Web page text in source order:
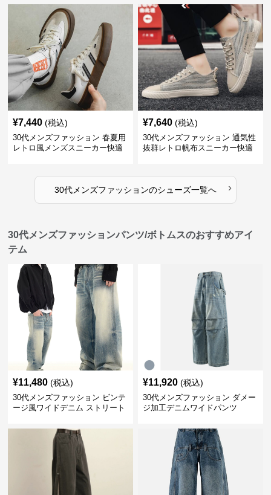
¥7,440 (税込)
30代メンズファッション 春夏用
レトロ風メンズスニーカー快適
¥7,640 (税込)
30代メンズファッション 通気性
抜群レトロ帆布スニーカー快適
30代メンズファッションのシューズ一覧へ ›
30代メンズファッションパンツ/ボトムスのおすすめアイ
テム
¥11,480 (税込)
30代メンズファッション ビンテ
ージ風ワイドデニム ストリート
¥11,920 (税込)
30代メンズファッション ダメー
ジ加工デニムワイドパンツ